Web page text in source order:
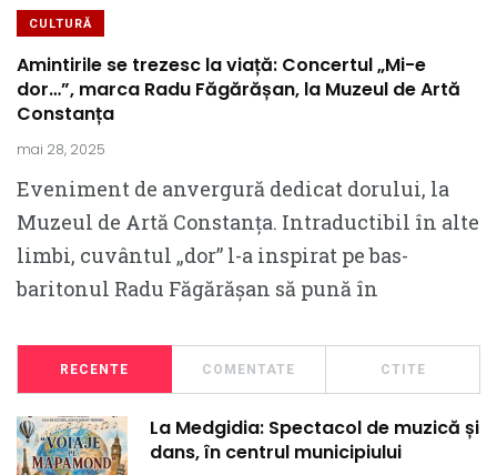
CULTURĂ
Amintirile se trezesc la viață: Concertul „Mi-e
dor…”, marca Radu Făgărășan, la Muzeul de Artă
Constanța
mai 28, 2025
Eveniment de anvergură dedicat dorului, la
Muzeul de Artă Constanța. Intraductibil în alte
limbi, cuvântul „dor” l-a inspirat pe bas-
baritonul Radu Făgărășan să pună în
RECENTE COMENTATE CTITE
La Medgidia: Spectacol de muzică și
dans, în centrul municipiului